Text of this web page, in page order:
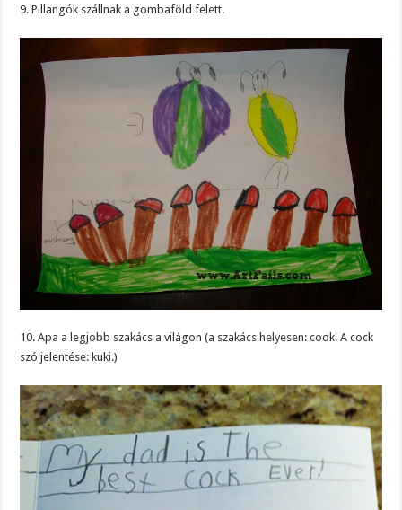
9. Pillangók szállnak a gombaföld felett.
10. Apa a legjobb szakács a világon (a szakács helyesen: cook. A cock
szó jelentése: kuki.)